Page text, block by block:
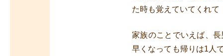
た時も覚えていてくれ
家族のことでいえば、
早くなっても帰りは1人